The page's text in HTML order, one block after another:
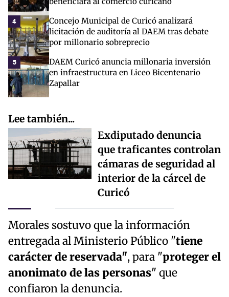
4
Concejo Municipal de Curicó analizará
licitación de auditoría al DAEM tras debate
por millonario sobreprecio
5
DAEM Curicó anuncia millonaria inversión
en infraestructura en Liceo Bicentenario
Zapallar
Lee también...
Exdiputado denuncia
que traficantes controlan
cámaras de seguridad al
interior de la cárcel de
Curicó
Morales sostuvo que la información
entregada al Ministerio Público "tiene
carácter de reservada", para "proteger el
anonimato de las personas" que
confiaron la denuncia.